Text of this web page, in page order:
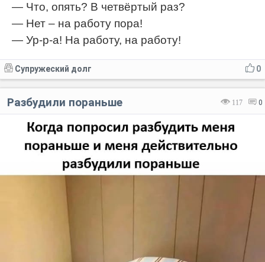
— Что, опять? В четвёртый раз?
— Нет – на работу пора!
— Ур-р-а! На работу, на работу!
0
Супружеский долг
117 0
Разбудили пораньше